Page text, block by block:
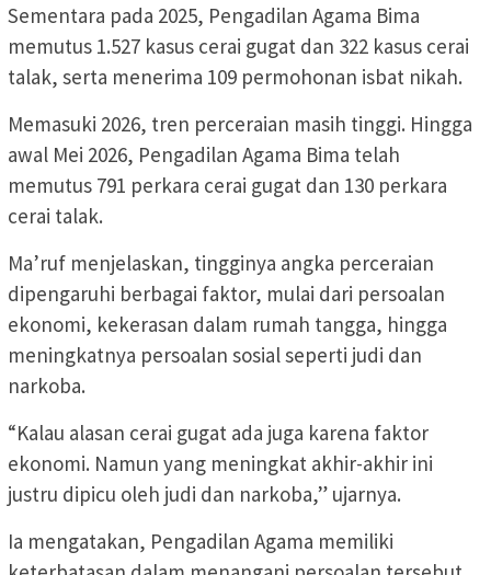
Sementara pada 2025, Pengadilan Agama Bima
memutus 1.527 kasus cerai gugat dan 322 kasus cerai
talak, serta menerima 109 permohonan isbat nikah.
Memasuki 2026, tren perceraian masih tinggi. Hingga
awal Mei 2026, Pengadilan Agama Bima telah
memutus 791 perkara cerai gugat dan 130 perkara
cerai talak.
Ma’ruf menjelaskan, tingginya angka perceraian
dipengaruhi berbagai faktor, mulai dari persoalan
ekonomi, kekerasan dalam rumah tangga, hingga
meningkatnya persoalan sosial seperti judi dan
narkoba.
“Kalau alasan cerai gugat ada juga karena faktor
ekonomi. Namun yang meningkat akhir-akhir ini
justru dipicu oleh judi dan narkoba,” ujarnya.
Ia mengatakan, Pengadilan Agama memiliki